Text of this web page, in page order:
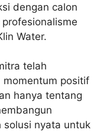
dengan calon
Water.
telah
momentum positif
hanya tentang
solusi nyata untuk